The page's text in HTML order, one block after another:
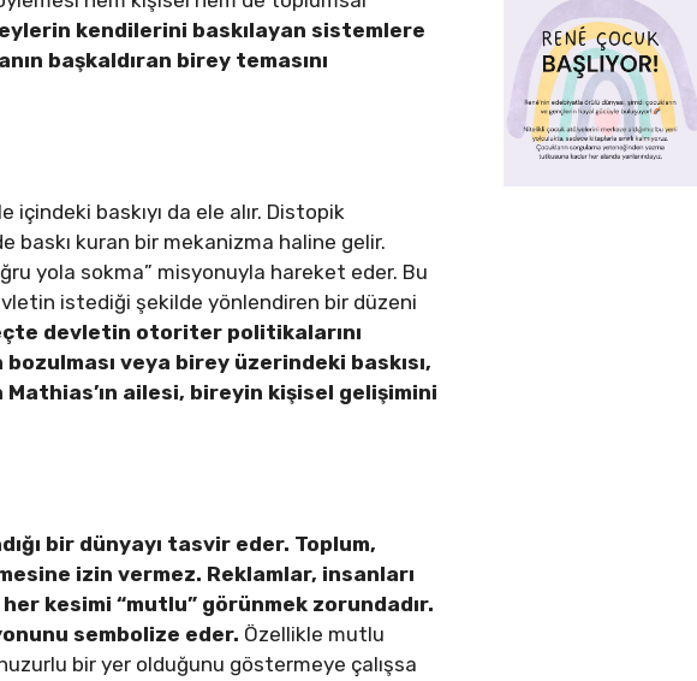
kendilerini baskılayan sistemlere
başkaldıran birey temasını
içindeki baskıyı da ele alır. Distopik
baskı kuran bir mekanizma haline gelir.
yola sokma” misyonuyla hareket eder. Bu
istediği şekilde yönlendiren bir düzeni
devletin otoriter politikalarını
veya birey üzerindeki baskısı,
ailesi, bireyin kişisel gelişimini
bir dünyayı tasvir eder. Toplum,
izin vermez. Reklamlar, insanları
kesimi “mutlu” görünmek zorundadır.
sembolize eder. Özellikle mutlu
bir yer olduğunu göstermeye çalışsa